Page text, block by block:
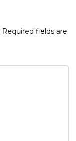
Required fields are